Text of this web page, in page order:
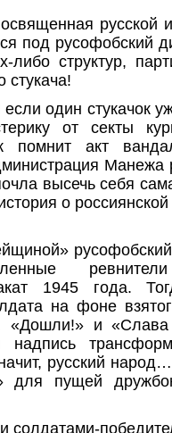
русской
под русофобский
либо структур,
стукача!
один стукачок
от секты
помнит акт
высечь себя
о
ревнители
1945 года.
на фоне
«Дошли!» и
надпись
русский
для пущей
солдатами-